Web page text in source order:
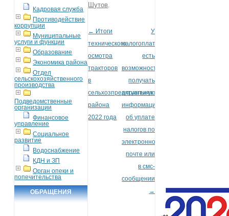
Кадровая служба
Противодействие
коррупции
Муниципальные
услуги и функции
Образование
Экономика района
Отдел
сельскохозяйственного
производства
Подведомственные
организации
Финансовое
управление
Социальное
развитие
Водоснабжение
КДН и ЗП
Орган опеки и
попечительства
ОБРАЩЕНИЯ
Шутов
Post navigation
← Итоги
технического
осмотра
тракторов
в
сельхозпредприятиях
района
2022 года
У
налогоплательщиков
есть
возможность
получать
актуальную
информацию
об уплате
налогов по
электронной
почте или
в смс-
сообщении
→